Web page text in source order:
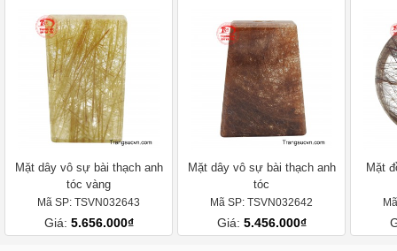
Mặt dây vô sự bài thạch anh
tóc vàng
Mã SP: TSVN032643
Giá: 5.656.000₫
Mặt dây vô sự bài thạch anh
tóc
Mã SP: TSVN032642
Giá: 5.456.000₫
Mặt